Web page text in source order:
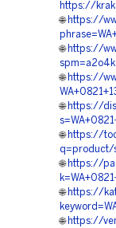
https://
🌐 https://
🌐 https://
🌐 https://
🌐 https://
🌐 https://
q=product/
🌐 https://
🌐 https://
🌐 https://